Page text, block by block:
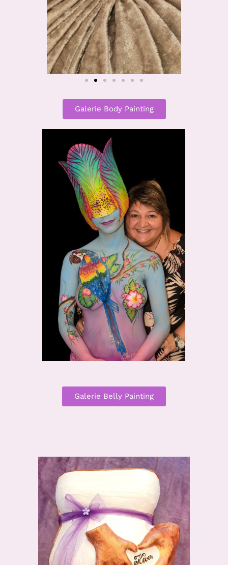
Galerie Body Painting
Galerie Belly Painting